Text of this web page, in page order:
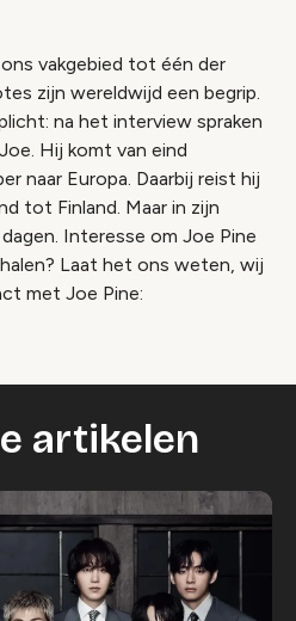
vakgebied tot één der
zijn wereldwijd een begrip.
na het interview spraken
Hij komt van eind
naar Europa. Daarbij reist hij
tot Finland. Maar in zijn
Interesse om Joe Pine
Laat het ons weten, wij
met Joe Pine:
artikelen